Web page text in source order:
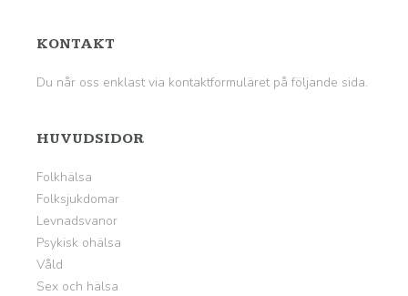
KONTAKT
Du når oss enklast via kontaktformuläret på följande sida.
HUVUDSIDOR
Folkhälsa
Folksjukdomar
Levnadsvanor
Psykisk ohälsa
Våld
Sex och hälsa